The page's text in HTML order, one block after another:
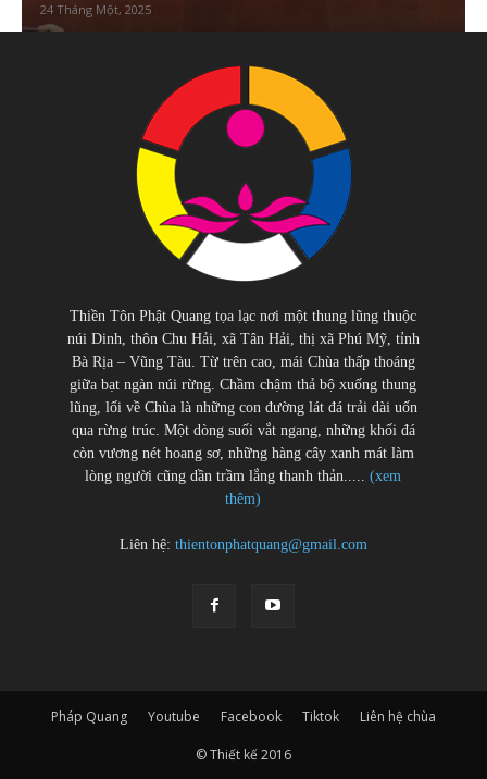
24 Tháng Một, 2025
Thiền Tôn Phật Quang tọa lạc nơi một thung lũng thuộc
núi Dinh, thôn Chu Hải, xã Tân Hải, thị xã Phú Mỹ, tỉnh
Bà Rịa – Vũng Tàu. Từ trên cao, mái Chùa thấp thoáng
giữa bạt ngàn núi rừng. Chầm chậm thả bộ xuống thung
lũng, lối về Chùa là những con đường lát đá trải dài uốn
qua rừng trúc. Một dòng suối vắt ngang, những khối đá
còn vương nét hoang sơ, những hàng cây xanh mát làm
lòng người cũng dần trầm lắng thanh thản.....(xem
thêm)
Liên hệ: thientonphatquang@gmail.com
Pháp Quang Youtube Facebook Tiktok Liên hệ chùa
© Thiết kế 2016